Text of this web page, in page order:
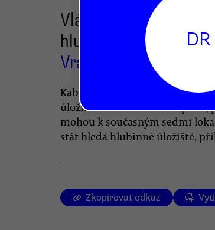
Vláda hledá další
hlubinné úložiště
Vratislav Dostál
Kabinet Petra Nečase přijal Plán
úložišť radioaktivních odpadů,
mohou k současným sedmi
stát hledá hlubinné úložiště,
Zkopírovat odkaz
DR